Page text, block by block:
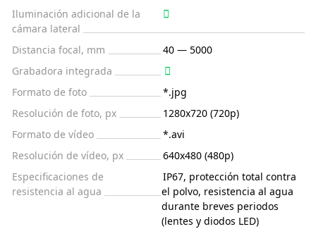
Iluminación adicional de la
cámara lateral
Distancia focal, mm
40 — 5000
Grabadora integrada
Formato de foto
*.jpg
Resolución de foto, px
1280x720 (720p)
Formato de vídeo
*.avi
Resolución de vídeo, px
640x480 (480p)
Especificaciones de
resistencia al agua
IP67, protección total contra
el polvo, resistencia al agua
durante breves periodos
(lentes y diodos LED)